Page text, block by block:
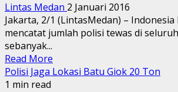
Lintas Medan 2 Januari 2016
Jakarta, 2/1 (LintasMedan) – Indonesia
mencatat jumlah polisi tewas di
sebanyak...
Read More
Polisi Jaga Lokasi Batu Giok 20 Ton
1 min read